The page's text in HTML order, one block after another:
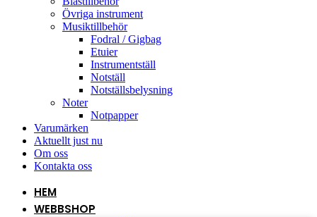
Övriga instrument
Musiktillbehör
Fodral / Gigbag
Etuier
Instrumentställ
Notställ
Notställsbelysning
Noter
Notpapper
Varumärken
Aktuellt just nu
Om oss
Kontakta oss
HEM
WEBBSHOP